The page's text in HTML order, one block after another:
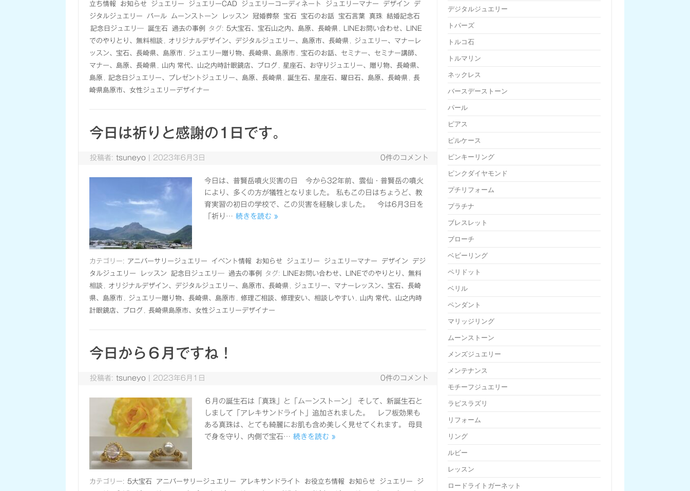
立ち情報
お知らせ ジュエリー ジュエリーCAD ジュエリーコーディネート ジュエリーマナー デザイン
デ
ジタルジュエリー
パール ムーンストーン レッスン 冠婚葬祭 宝石 宝石のお話 宝石言葉 真珠
結婚記念石
記念日ジュエリ―
誕生石 過去の事例 タグ: 5大宝石、宝石山之内、島原、長崎県
LINEお問い合わせ、LINE
でのやりとり、無料相談
オリジナルデザイン、デジタルジュエリー、島原市、長崎県
ジュエリー、マナーレ
ッスン、宝石、長崎県、島原市
ジュエリー贈り物、長崎県、島原市
宝石のお話、セミナー、セミナー講師、
マナー、島原、長崎県
山内 常代、山之内時計眼鏡店、ブログ
星座石、お守りジュエリー、贈り物、長崎県、
島原
記念日ジュエリー、プレゼントジュエリー、島原、長崎県 誕生石、星座石、曜日石、島原、長崎県
長
崎県島原市、女性ジュエリーデザイナー
今日は祈りと感謝の1日です。
投稿者:tsuneyo 2023年6月3日 0件のコメント
今日は、普賢岳噴火災害の日 今から32年前、雲仙・普賢岳の噴火
により、多くの方が犠牲となりました。 私もこの日はちょうど、教
育実習の初日の学校で、この災害を経験しました。 今は6月3日を
「祈り… 続きを読む »
カテゴリー: アニバーサリージュエリー イベント情報 お知らせ ジュエリー ジュエリーマナー デザイン
デジ
タルジュエリー
レッスン 記念日ジュエリ― 過去の事例 タグ:
LINEお問い合わせ、LINEでのやりとり、無料
相談
オリジナルデザイン、デジタルジュエリー、島原市、長崎県
ジュエリー、マナーレッスン、宝石、長崎
県、島原市
ジュエリー贈り物、長崎県、島原市 修理ご相談、修理安い、相談しやすい
山内 常代、山之内時
計眼鏡店、ブログ
長崎県島原市、女性ジュエリーデザイナー
今日から６月ですね！
投稿者:tsuneyo 2023年6月1日 0件のコメント
６月の誕生石は「真珠」と「ムーンストーン」 そして、新誕生石と
しまして「アレキサンドライト」追加されました。 レフ板効果も
ある真珠は、とても綺麗にお肌も含め美しく見せてくれます。 母貝
で身を守り、内側で宝石… 続きを読む »
カテゴリー: 5大宝石 アニバーサリージュエリー アレキサンドライト お役立ち情報 お知らせ ジュエリー
ジ
デジタルジュエリー
トパーズ
トルコ石
トルマリン
ネックレス
バースデーストーン
パール
ピアス
ピルケース
ピンキーリング
ピンクダイヤモンド
プチリフォーム
プラチナ
ブレスレット
ブローチ
ベビーリング
ペリドット
ベリル
ペンダント
マリッジリング
ムーンストーン
メンズジュエリー
メンテナンス
モチーフジュエリー
ラピスラズリ
リフォーム
リング
ルビー
レッスン
ロードライトガーネット